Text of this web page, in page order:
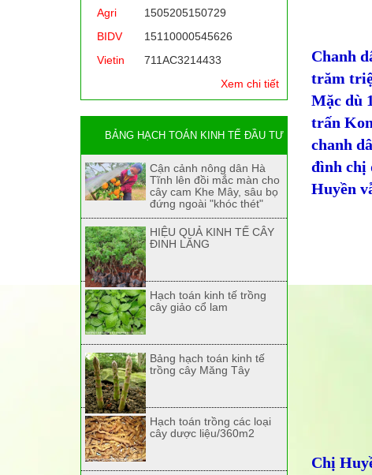
Agri
1505205150729
BIDV
15110000545626
Vietin
711AC3214433
Xem chi tiết
BẢNG HẠCH TOÁN KINH TẾ ĐẦU TƯ
Cận cảnh nông dân Hà
Tĩnh lên đồi mắc màn cho
cây cam Khe Mây, sâu bọ
đứng ngoài "khóc thét"
HIỆU QUẢ KINH TẾ CÂY
ĐINH LĂNG
Hạch toán kinh tế trồng
cây giảo cổ lam
Bảng hạch toán kinh tế
trồng cây Măng Tây
Hạch toán trồng các loại
cây dược liệu/360m2
Chanh
trăm
Mặc dù
trấn
chanh
đình chị
Huyền
Chị